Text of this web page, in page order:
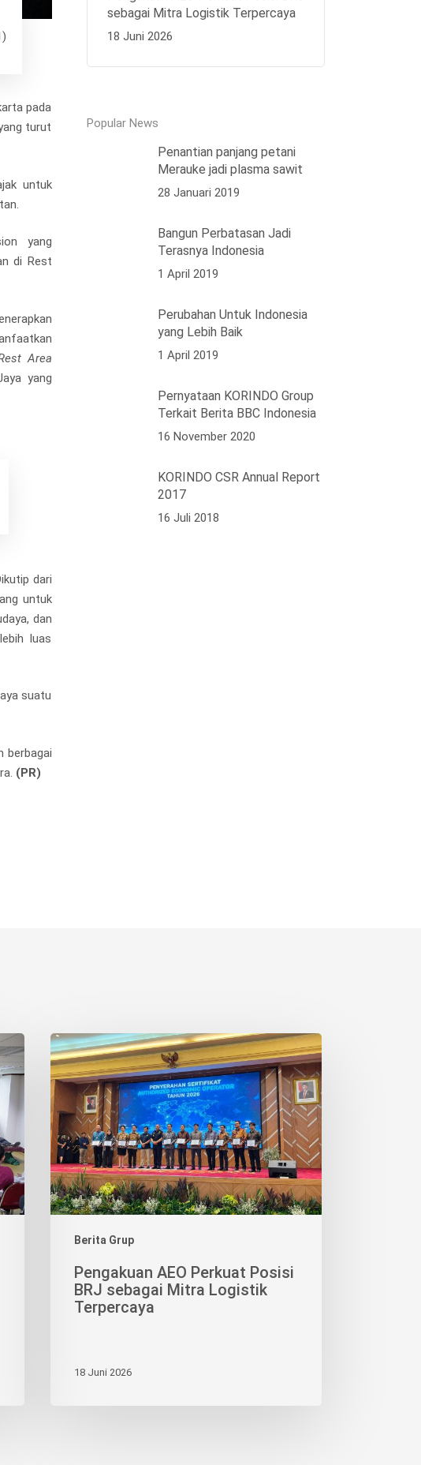
pada
turut
untuk
yang
di Rest
Area
yang
dari
untuk
dan
luas
suatu
berbagai
(PR)
sebagai Mitra Logistik Terpercaya
18 Juni 2026
Popular News
Penantian panjang petani
Merauke jadi plasma sawit
28 Januari 2019
Bangun Perbatasan Jadi
Terasnya Indonesia
1 April 2019
Perubahan Untuk Indonesia
yang Lebih Baik
1 April 2019
Pernyataan KORINDO Group
Terkait Berita BBC Indonesia
16 November 2020
KORINDO CSR Annual Report
2017
16 Juli 2018
Berita Grup
Pengakuan
AEO
Perkuat
Posisi
BRJ
sebagai
Mitra
Logistik
Terpercaya
Pengakuan AEO Perkuat Posisi
BRJ sebagai Mitra Logistik
Terpercaya
18 Juni 2026